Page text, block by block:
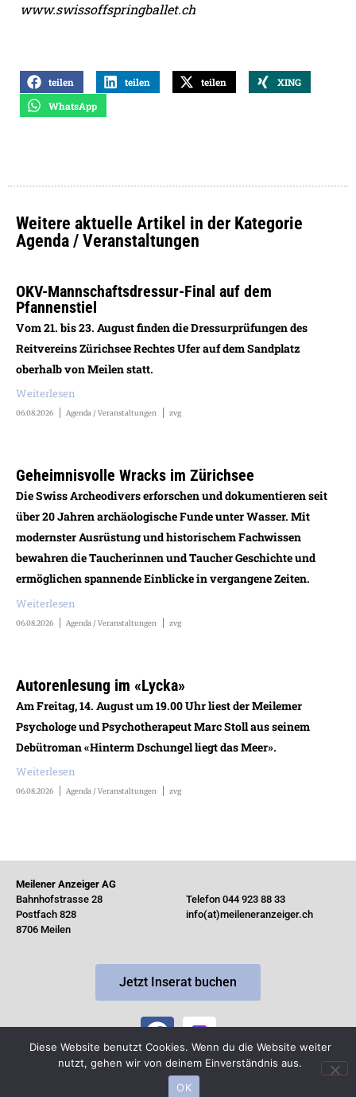
www.swissoffspringballet.ch
teilen teilen teilen
XING
WhatsApp
Weitere aktuelle Artikel in der Kategorie
Agenda / Veranstaltungen
OKV-Mannschaftsdressur-Final auf dem
Pfannenstiel
Vom 21. bis 23. August finden die Dressurprüfungen des
Reitvereins Zürichsee Rechtes Ufer auf dem Sandplatz
oberhalb von Meilen statt.
Weiterlesen
06.08.2026 Agenda / Veranstaltungen zvg
Geheimnisvolle Wracks im Zürichsee
Die Swiss Archeodivers erforschen und dokumentieren seit
über 20 Jahren archäologische Funde unter Wasser. Mit
modernster Ausrüstung und historischem Fachwissen
bewahren die Taucherinnen und Taucher Geschichte und
ermöglichen spannende Einblicke in vergangene Zeiten.
Weiterlesen
06.08.2026 Agenda / Veranstaltungen zvg
Autorenlesung im «Lycka»
Am Freitag, 14. August um 19.00 Uhr liest der Meilemer
Psychologe und Psychotherapeut Marc Stoll aus seinem
Debütroman «Hinterm Dschungel liegt das Meer».
Weiterlesen
06.08.2026 Agenda / Veranstaltungen zvg
Meilener Anzeiger AG
Bahnhofstrasse 28
Postfach 828
8706 Meilen
Telefon 044 923 88 33
info(at)meileneranzeiger.ch
Jetzt Inserat buchen
© Copyright 2026 by MeilenerAnzeiger ·Impressum
Diese Website benutzt Cookies. Wenn du die Website weiter
nutzt, gehen wir von deinem Einverständnis aus.
OK